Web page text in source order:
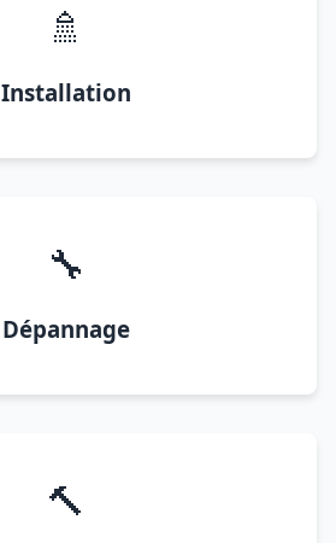
🚿
Installation
🔧
Dépannage
🔨